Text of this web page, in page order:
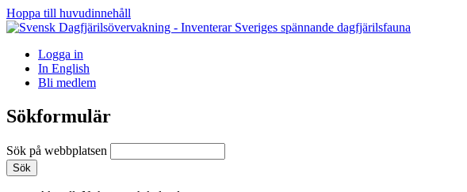
Hoppa till huvudinnehåll
Logga in
In English
Bli medlem
Sökformulär
Sök på webbplatsen